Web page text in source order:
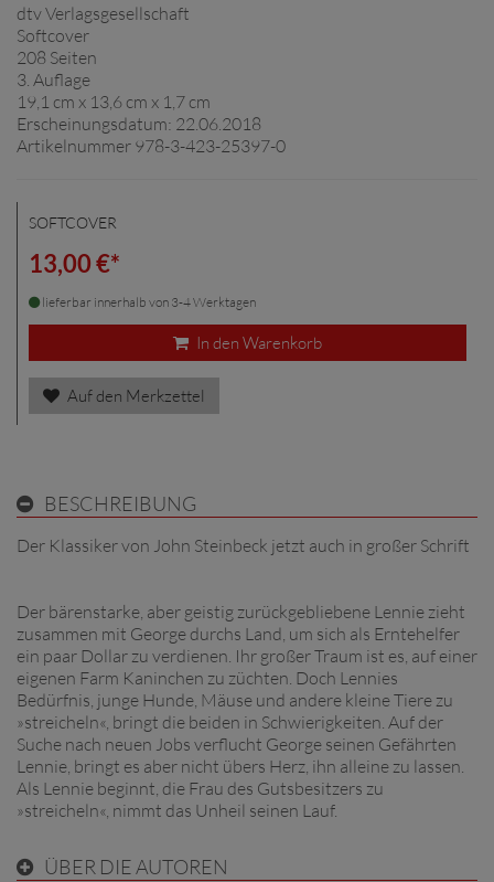
dtv Verlagsgesellschaft
Softcover
208 Seiten
3. Auflage
19,1 cm x 13,6 cm x 1,7 cm
Erscheinungsdatum: 22.06.2018
Artikelnummer 978-3-423-25397-0
SOFTCOVER
13,00 €*
lieferbar innerhalb von 3-4 Werktagen
In den Warenkorb
Auf den Merkzettel
BESCHREIBUNG
Der Klassiker von John Steinbeck jetzt auch in großer Schrift
Der bärenstarke, aber geistig zurückgebliebene Lennie zieht
zusammen mit George durchs Land, um sich als Erntehelfer
ein paar Dollar zu verdienen. Ihr großer Traum ist es, auf einer
eigenen Farm Kaninchen zu züchten. Doch Lennies
Bedürfnis, junge Hunde, Mäuse und andere kleine Tiere zu
»streicheln«, bringt die beiden in Schwierigkeiten. Auf der
Suche nach neuen Jobs verflucht George seinen Gefährten
Lennie, bringt es aber nicht übers Herz, ihn alleine zu lassen.
Als Lennie beginnt, die Frau des Gutsbesitzers zu
»streicheln«, nimmt das Unheil seinen Lauf.
ÜBER DIE AUTOREN